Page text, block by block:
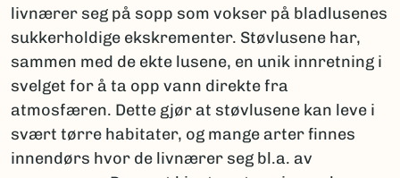
livnærer seg på sopp som vokser på bladlusenes
sukkerholdige ekskrementer. Støvlusene har,
sammen med de ekte lusene, en unik innretning i
svelget for å ta opp vann direkte fra
atmosfæren. Dette gjør at støvlusene kan leve i
svært tørre habitater, og mange arter finnes
innendørs hvor de livnærer seg bl.a. av